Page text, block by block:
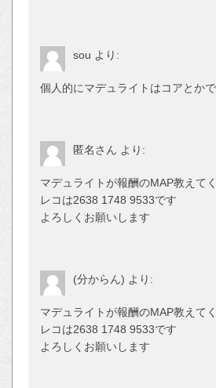
sou より:
個人的にマデュライトはコアとか
匿名さん より:
マデュライトが報酬のMAP教えて
レコは2638 1748 9533です
よろしくお願いします
(分からん) より:
マデュライトが報酬のMAP教えて
レコは2638 1748 9533です
よろしくお願いします